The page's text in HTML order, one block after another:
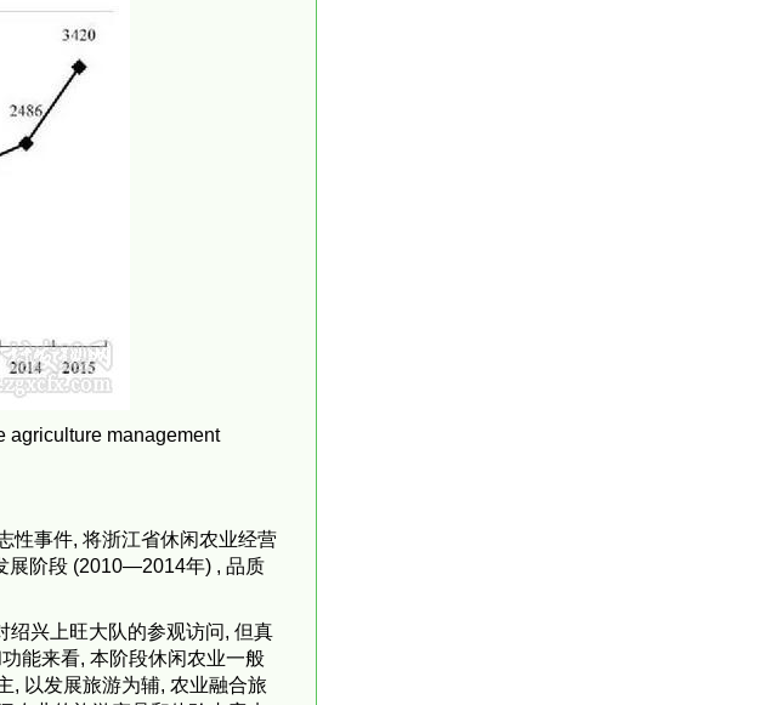
agriculture management
性事件, 将浙江省休闲农业经营
展阶段 (2010—2014年) , 品质
兴上旺大队的参观访问, 但真
能来看, 本阶段休闲农业一般
, 以发展旅游为辅, 农业融合旅